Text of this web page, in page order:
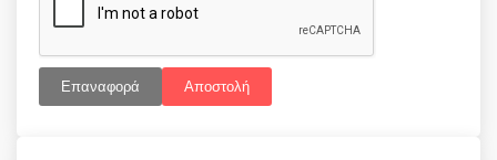
Επαναφορά Αποστολή